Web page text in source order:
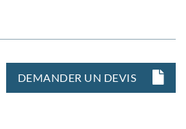
DEMANDER UN DEVIS